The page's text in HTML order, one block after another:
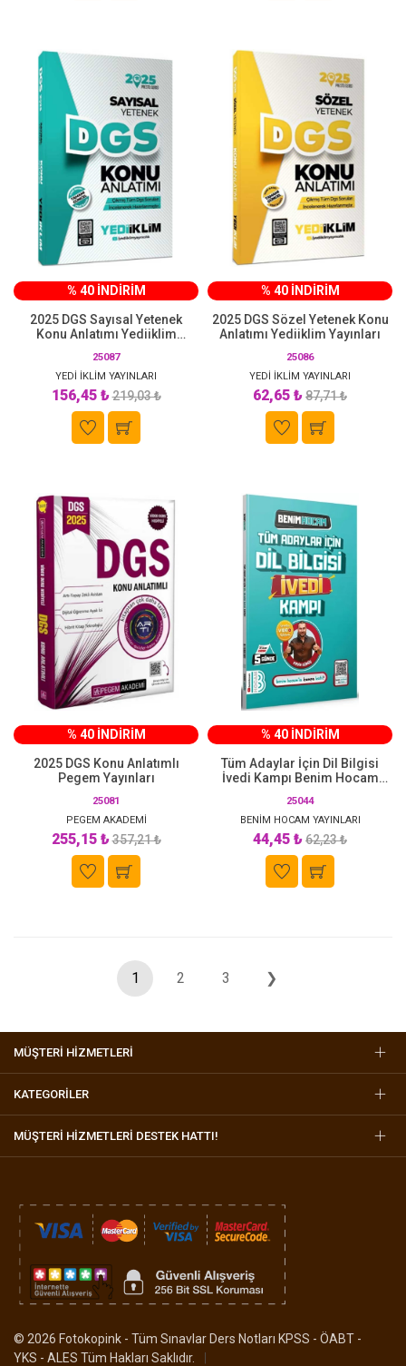
% 40 İNDİRİM
2025 DGS Sayısal Yetenek
Konu Anlatımı Yediiklim
25087
YEDİ İKLİM YAYINLARI
156,45 ₺219,03 ₺
% 40 İNDİRİM
2025 DGS Sözel Yetenek Konu
Anlatımı Yediiklim Yayınları
25086
YEDİ İKLİM YAYINLARI
62,65 ₺87,71 ₺
% 40 İNDİRİM
2025 DGS Konu Anlatımlı
Pegem Yayınları
25081
PEGEM AKADEMİ
255,15 ₺357,21 ₺
% 40 İNDİRİM
Tüm Adaylar İçin Dil Bilgisi
İvedi Kampı Benim Hocam
25044
BENİM HOCAM YAYINLARI
44,45 ₺62,23 ₺
1 2 3 ❯
MÜŞTERİ HİZMETLERİ
KATEGORİLER
MÜŞTERI HIZMETLERI DESTEK HATTI!
© 2026 Fotokopink - Tüm Sınavlar Ders Notları KPSS - ÖABT -
YKS - ALES Tüm Hakları Saklıdır.